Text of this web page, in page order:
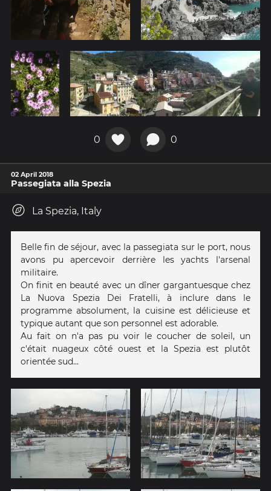
0 0
02 April 2018
Passegiata alla Spezia
La Spezia, Italy
Belle fin de séjour, avec la passegiata sur le port, nous
avons pu apercevoir derrière les yachts l'arsenal
militaire.
On finit en beauté avec un dîner gargantuesque chez
La Nuova Spezia Dei Fratelli, à inclure dans le
programme absolument, la cuisine est délicieuse et
typique autant que son personnel est adorable.
Au fait on n'a pas pu voir le coucher de soleil, un
c'était nuageux côté ouest et la Spezia est plutôt
orientée sud...